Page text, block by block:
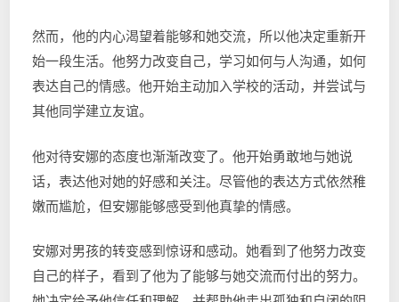
然而，他的内心渴望着能够和她交流，所以他决定重新开
始一段生活。他努力改变自己，学习如何与人沟通，如何
表达自己的情感。他开始主动加入学校的活动，并尝试与
其他同学建立友谊。
他对待安娜的态度也渐渐改变了。他开始勇敢地与她说
话，表达他对她的好感和关注。尽管他的表达方式依然稚
嫩而尴尬，但安娜能够感受到他真挚的情感。
安娜对男孩的转变感到惊讶和感动。她看到了他努力改变
自己的样子，看到了他为了能够与她交流而付出的努力。